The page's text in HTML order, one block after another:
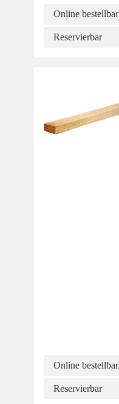
Online bestellbar
Reservierbar
Online bestellbar
Reservierbar